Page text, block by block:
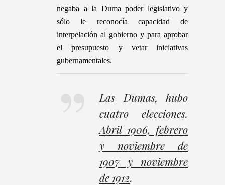
negaba a la Duma poder legislativo y
sólo le reconocía capacidad de
interpelación al gobierno y para aprobar
el presupuesto y vetar iniciativas
gubernamentales.
Las Dumas, hubo
cuatro elecciones.
Abril 1906, febrero
y noviembre de
1907 y noviembre
de 1912.